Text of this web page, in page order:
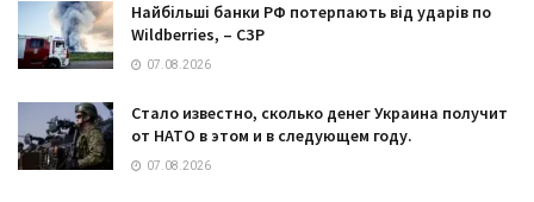
Найбільші банки РФ потерпають від ударів по
Wildberries, – СЗР
07.08.2026
Стало известно, сколько денег Украина получит
от НАТО в этом и в следующем году.
07.08.2026